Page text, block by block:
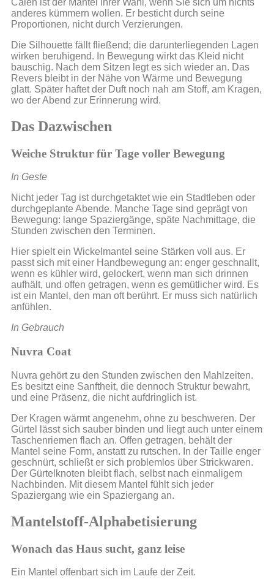
anderes kümmern wollen. Er besticht durch seine
Proportionen, nicht durch Verzierungen.
Die Silhouette fällt fließend; die darunterliegenden Lagen
wirken beruhigend. In Bewegung wirkt das Kleid nicht
bauschig. Nach dem Sitzen legt es sich wieder an. Das
Revers bleibt in der Nähe von Wärme und Bewegung
glatt. Später haftet der Duft noch nah am Stoff, am Kragen,
wo der Abend zur Erinnerung wird.
Das Dazwischen
Weiche Struktur für Tage voller Bewegung
In Geste
Nicht jeder Tag ist durchgetaktet wie ein Stadtleben oder
durchgeplante Abende. Manche Tage sind geprägt von
Bewegung: lange Spaziergänge, späte Nachmittage, die
Stunden zwischen den Terminen.
Hier spielt ein Wickelmantel seine Stärken voll aus. Er
passt sich mit einer Handbewegung an: enger geschnallt,
wenn es kühler wird, gelockert, wenn man sich drinnen
aufhält, und offen getragen, wenn es gemütlicher wird. Es
ist ein Mantel, den man oft berührt. Er muss sich natürlich
anfühlen.
In Gebrauch
Nuvra Coat
Nuvra gehört zu den Stunden zwischen den Mahlzeiten.
Es besitzt eine Sanftheit, die dennoch Struktur bewahrt,
und eine Präsenz, die nicht aufdringlich ist.
Der Kragen wärmt angenehm, ohne zu beschweren. Der
Gürtel lässt sich sauber binden und liegt auch unter einem
Taschenriemen flach an. Offen getragen, behält der
Mantel seine Form, anstatt zu rutschen. In der Taille enger
geschnürt, schließt er sich problemlos über Strickwaren.
Der Gürtelknoten bleibt flach, selbst nach einmaligem
Nachbinden. Mit diesem Mantel fühlt sich jeder
Spaziergang wie ein Spaziergang an.
Mantelstoff-Alphabetisierung
Wonach das Haus sucht, ganz leise
Ein Mantel offenbart sich im Laufe der Zeit.